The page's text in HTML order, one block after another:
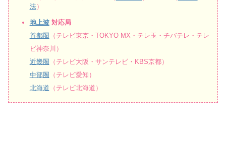
法）
地上波対応局
首都圏 （テレビ東京・TOKYO MX・テレ玉・チバテレ・テレ
ビ神奈川）
近畿圏 （テレビ大阪・サンテレビ・KBS京都）
中部圏 （テレビ愛知）
北海道 （テレビ北海道）